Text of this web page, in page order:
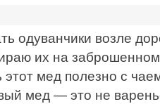
одуванчики возле
их на
этот мед полезно с
мед — это не